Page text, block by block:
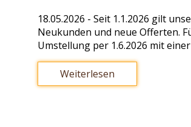
18.05.2026 - Seit 1.1.2026 gilt
Neukunden und neue Offerten.
Umstellung per 1.6.2026 mit
Weiterlesen